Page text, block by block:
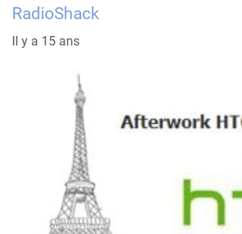
RadioShack
Il y a 15 ans